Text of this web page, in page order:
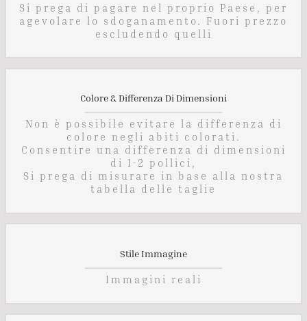
Si prega di pagare nel proprio Paese, per
agevolare lo sdoganamento. Fuori prezzo
escludendo quelli
Colore & Differenza Di Dimensioni
Non è possibile evitare la differenza di
colore negli abiti colorati.
Consentire una differenza di dimensioni
di 1-2 pollici,
Si prega di misurare in base alla nostra
tabella delle taglie
Stile Immagine
Immagini reali